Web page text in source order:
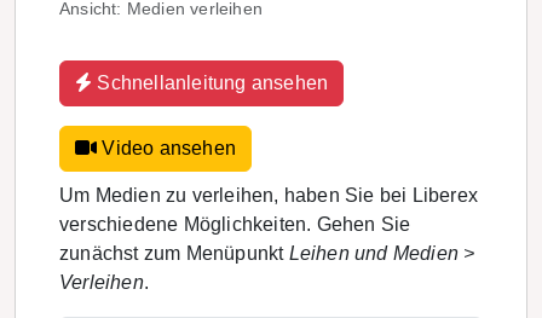
Ansicht: Medien verleihen
Schnellanleitung ansehen
Video ansehen
Um Medien zu verleihen, haben Sie bei Liberex
verschiedene Möglichkeiten. Gehen Sie
zunächst zum Menüpunkt Leihen und Medien >
Verleihen.